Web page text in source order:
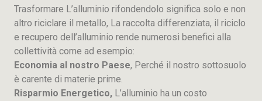
Trasformare L’alluminio rifondendolo significa solo e non
altro riciclare il metallo, La raccolta differenziata, il riciclo
e recupero dell’alluminio rende numerosi benefici alla
collettività come ad esempio:
Economia al nostro Paese, Perché il nostro sottosuolo
è carente di materie prime.
Risparmio Energetico, L’alluminio ha un costo